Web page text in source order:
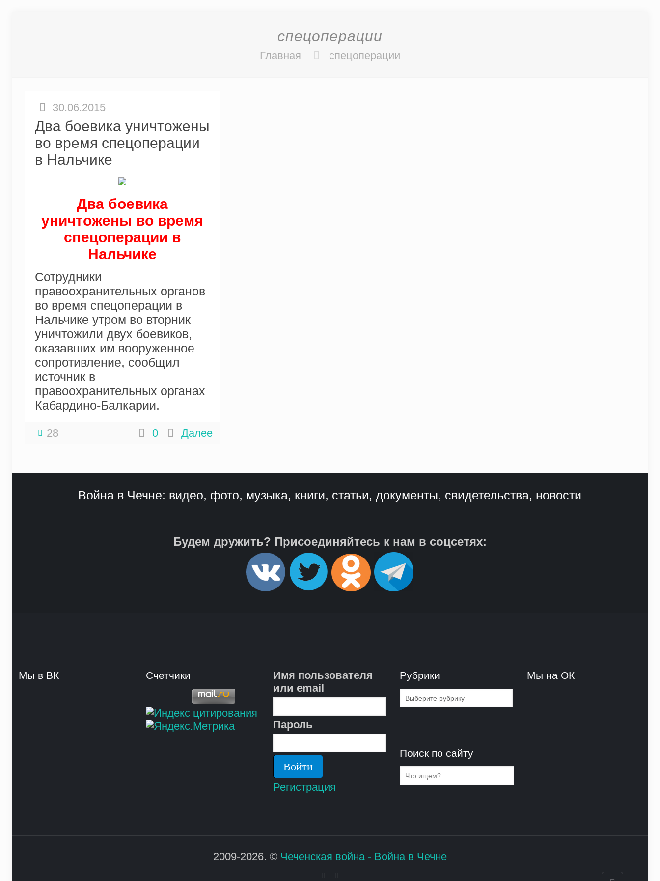
спецоперации
Главная спецоперации
30.06.2015
Два боевика уничтожены
во время спецоперации
в Нальчике
Два боевика
уничтожены во время
спецоперации в
Нальчике
Сотрудники
правоохранительных органов
во время спецоперации в
Нальчике утром во вторник
уничтожили двух боевиков,
оказавших им вооруженное
сопротивление, сообщил
источник в
правоохранительных органах
Кабардино-Балкарии.
28 0 Далее
Война в Чечне: видео, фото, музыка, книги, статьи, документы, свидетельства, новости
Будем дружить? Присоединяйтесь к нам в соцсетях:
Мы в ВК Счетчики
Имя пользователя
или email
Пароль
Регистрация
Рубрики
Рубрики
Поиск по сайту
Мы на ОК
2009-2026. © Чеченская война - Война в Чечне